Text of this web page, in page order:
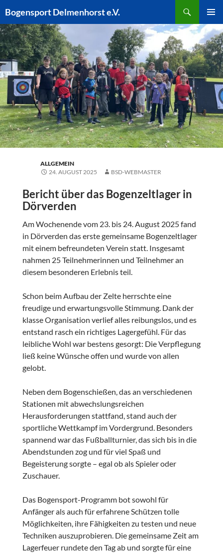
Inhalt
springen
Bogensport Delmenhorst e.V.
MENÜ
ALLGEMEIN
24. AUGUST 2025
BSD-WEBMASTER
Bericht über das Bogenzeltlager in
Dörverden
Am Wochenende vom 23. bis 24. August 2025 fand
in Dörverden das erste gemeinsame Bogenzeltlager
mit einem befreundeten Verein statt. Insgesamt
nahmen 25 Teilnehmerinnen und Teilnehmer an
diesem besonderen Erlebnis teil.
Schon beim Aufbau der Zelte herrschte eine
freudige und erwartungsvolle Stimmung. Dank der
klasse Organisation verlief alles reibungslos, und es
entstand rasch ein richtiges Lagergefühl. Für das
leibliche Wohl war bestens gesorgt: Die Verpflegung
ließ keine Wünsche offen und wurde von allen
gelobt.
Neben dem Bogenschießen, das an verschiedenen
Stationen mit abwechslungsreichen
Herausforderungen stattfand, stand auch der
sportliche Wettkampf im Vordergrund. Besonders
spannend war das Fußballturnier, das sich bis in die
Abendstunden zog und für viel Spaß und
Begeisterung sorgte – egal ob als Spieler oder
Zuschauer.
Das Bogensport-Programm bot sowohl für
Anfänger als auch für erfahrene Schützen tolle
Möglichkeiten, ihre Fähigkeiten zu testen und neue
Techniken auszuprobieren. Die gemeinsame Zeit am
Lagerfeuer rundete den Tag ab und sorgte für eine